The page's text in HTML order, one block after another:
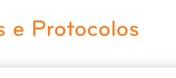
e Protocolos